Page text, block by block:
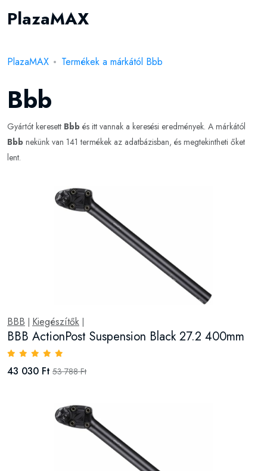
PlazaMAX
PlazaMAX Termékek a márkától Bbb
Bbb
Gyártót keresett Bbb és itt vannak a keresési eredmények. A márkától
Bbb nekünk van 141 termékek az adatbázisban, és megtekintheti őket
lent.
BBB Kiegészítők
BBB ActionPost Suspension Black 27.2 400mm
43 030 Ft 53 788 Ft